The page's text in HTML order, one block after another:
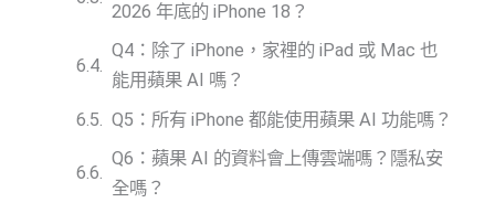
2026 年底的 iPhone 18？
Q4：除了 iPhone，家裡的 iPad 或 Mac 也
能用蘋果 AI 嗎？
Q5：所有 iPhone 都能使用蘋果 AI 功能嗎？
Q6：蘋果 AI 的資料會上傳雲端嗎？隱私安
全嗎？